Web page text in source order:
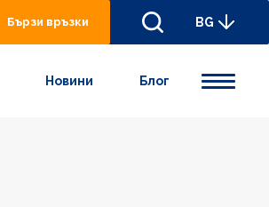
Бързи връзки BG
Новини Блог